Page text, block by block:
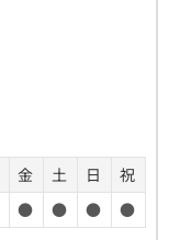
金 土 日
祝
● ● ●
●